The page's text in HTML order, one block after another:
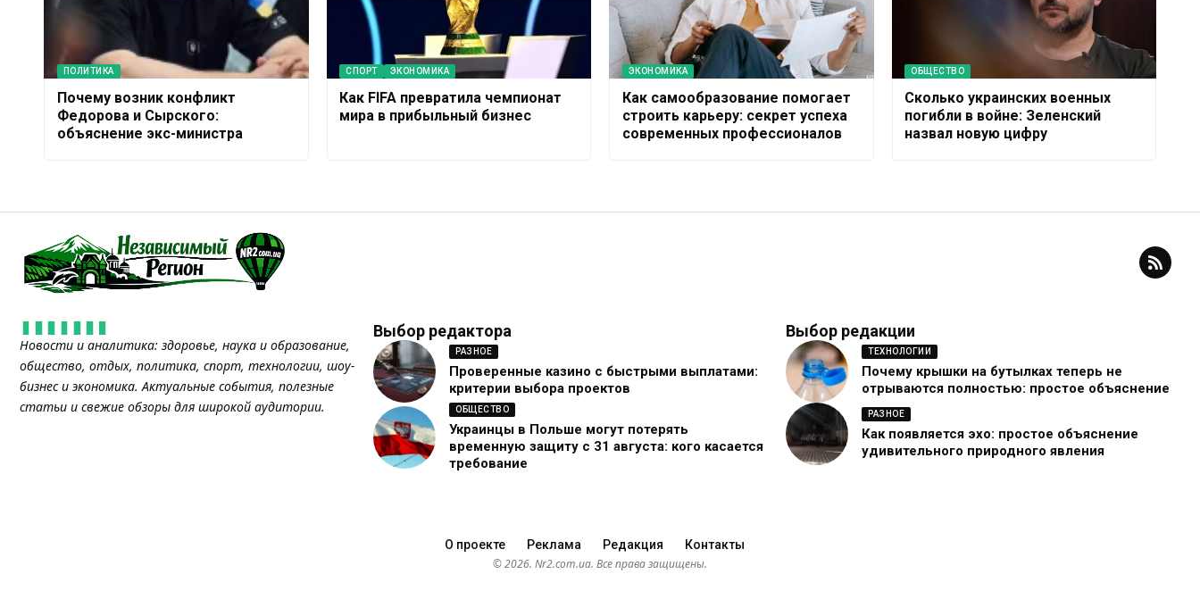
ПОЛИТИКА
Почему возник конфликт
Федорова и Сырского:
объяснение экс-министра
СПОРТ ЭКОНОМИКА
Как FIFA превратила чемпионат
мира в прибыльный бизнес
ЭКОНОМИКА
Как самообразование помогает
строить карьеру: секрет успеха
современных профессионалов
ОБЩЕСТВО
Сколько украинских военных
погибли в войне: Зеленский
назвал новую цифру
Новости и аналитика: здоровье, наука и образование,
общество, отдых, политика, спорт, технологии, шоу-
бизнес и экономика. Актуальные события, полезные
статьи и свежие обзоры для широкой аудитории.
Выбор редактора
РАЗНОЕ
Проверенные казино с быстрыми выплатами:
критерии выбора проектов
ОБЩЕСТВО
Украинцы в Польше могут потерять
временную защиту с 31 августа: кого касается
требование
Выбор редакции
ТЕХНОЛОГИИ
Почему крышки на бутылках теперь не
отрываются полностью: простое объяснение
РАЗНОЕ
Как появляется эхо: простое объяснение
удивительного природного явления
О проекте Реклама Редакция Контакты
© 2026. Nr2.com.ua. Все права защищены.